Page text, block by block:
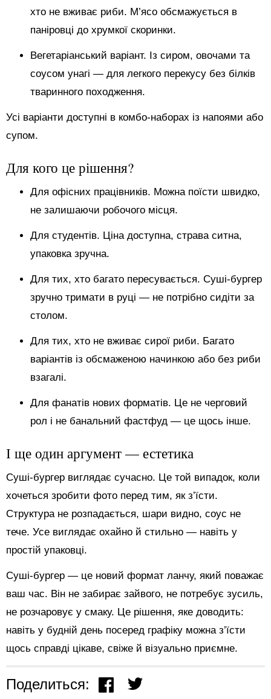
хто не вживає риби. М’ясо обсмажується в
паніровці до хрумкої скоринки.
Вегетаріанський варіант. Із сиром, овочами та
соусом унагі — для легкого перекусу без білків
тваринного походження.
Усі варіанти доступні в комбо-наборах із напоями або
супом.
Для кого це рішення?
Для офісних працівників. Можна поїсти швидко,
не залишаючи робочого місця.
Для студентів. Ціна доступна, страва ситна,
упаковка зручна.
Для тих, хто багато пересувається. Суші-бургер
зручно тримати в руці — не потрібно сидіти за
столом.
Для тих, хто не вживає сирої риби. Багато
варіантів із обсмаженою начинкою або без риби
взагалі.
Для фанатів нових форматів. Це не черговий
рол і не банальний фастфуд — це щось інше.
І ще один аргумент — естетика
Суші-бургер виглядає сучасно. Це той випадок, коли
хочеться зробити фото перед тим, як з’їсти.
Структура не розпадається, шари видно, соус не
тече. Усе виглядає охайно й стильно — навіть у
простій упаковці.
Суші-бургер — це новий формат ланчу, який поважає
ваш час. Він не забирає зайвого, не потребує зусиль,
не розчаровує у смаку. Це рішення, яке доводить:
навіть у будній день посеред графіку можна з’їсти
щось справді цікаве, свіже й візуально приємне.
Поделиться: